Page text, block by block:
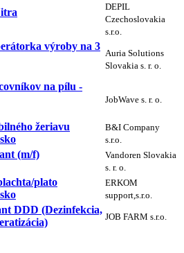
DEPIL
Czechoslovakia
s.r.o.
výroby na 3
Auria Solutions
Slovakia s. r. o.
na pílu -
JobWave s. r. o.
žeriavu
B&I Company
s.r.o.
(m/f)
Vandoren Slovakia
s. r. o.
plato
ERKOM
support,s.r.o.
DDD (Dezinfekcia,
JOB FARM s.r.o.